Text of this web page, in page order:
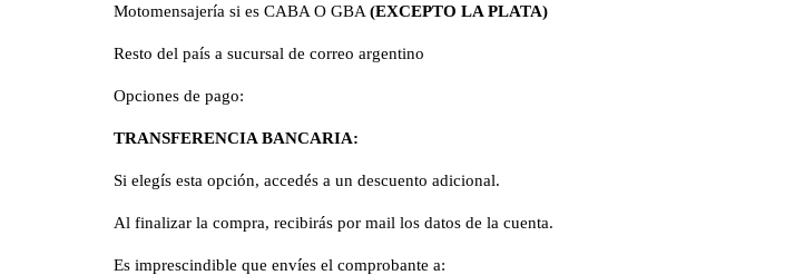
Motomensajería si es CABA O GBA (EXCEPTO LA PLATA)
Resto del país a sucursal de correo argentino
Opciones de pago:
TRANSFERENCIA BANCARIA:
Si elegís esta opción, accedés a un descuento adicional.
Al finalizar la compra, recibirás por mail los datos de la cuenta.
Es imprescindible que envíes el comprobante a: